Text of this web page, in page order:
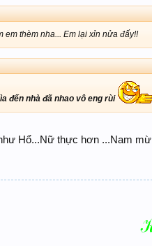
em thèm nha... Em lại xỉn nửa đấy!!
đến nhà đã nhao vô eng rùi
Hổ...Nữ thực hơn ...Nam mừ